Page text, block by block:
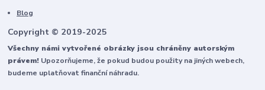
Blog
Copyright © 2019-2025
Všechny námi vytvořené obrázky jsou chráněny autorským
právem! Upozorňujeme, že pokud budou použity na jiných webech,
budeme uplatňovat finanční náhradu.